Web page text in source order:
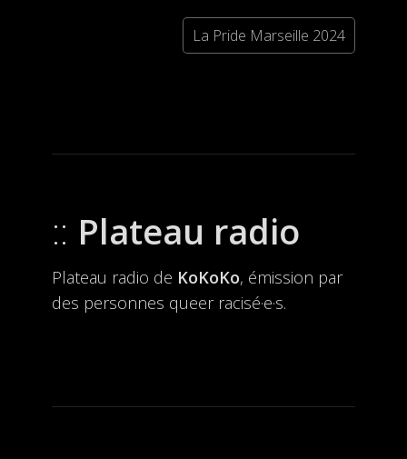
La Pride Marseille 2024
Plateau radio
Plateau radio de KoKoKo, émission par
des personnes queer racisé·e·s.